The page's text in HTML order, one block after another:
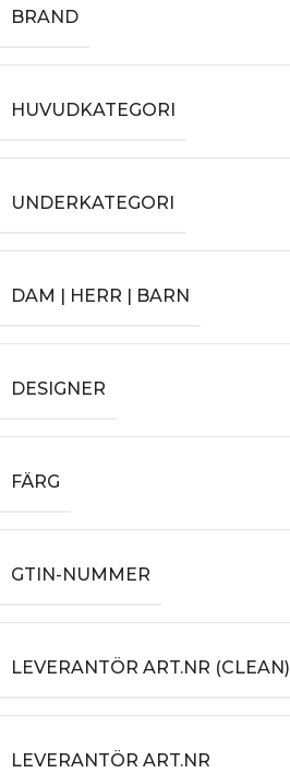
BRAND
HUVUDKATEGORI
UNDERKATEGORI
DAM | HERR | BARN
DESIGNER
FÄRG
GTIN-NUMMER
LEVERANTÖR ART.NR (CLEAN)
LEVERANTÖR ART.NR